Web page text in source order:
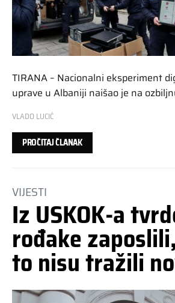
TIRANA – Nacionalni eksperiment
uprave u Albaniji naišao je na
VLADO LUCIĆ
PROČITAJ ČLANAK
VIJESTI
Iz USKOK-a
rođake
to nisu tražili